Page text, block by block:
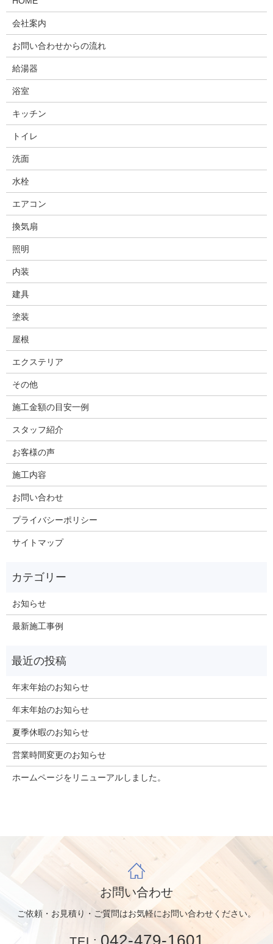
会社案内
お問い合わせからの流れ
給湯器
浴室
キッチン
トイレ
洗面
水栓
エアコン
換気扇
照明
内装
建具
塗装
屋根
エクステリア
その他
施工金額の目安一例
スタッフ紹介
お客様の声
施工内容
お問い合わせ
プライバシーポリシー
サイトマップ
お知らせ
最新施工事例
年末年始のお知らせ
年末年始のお知らせ
夏季休暇のお知らせ
営業時間変更のお知らせ
ホームページをリニューアルしました。
お問い合わせ
ご依頼・お見積り・ご質問はお気軽にお問い合わせください。